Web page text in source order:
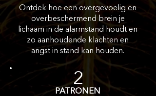
Ontdek hoe een overgevoelig en
overbeschermend brein je
lichaam in de alarmstand houdt en
zo aanhoudende klachten en
angst in stand kan houden.
PATRONEN
2